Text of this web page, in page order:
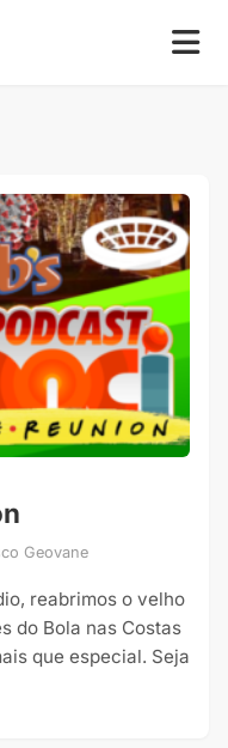
Geovane
reabrimos o velho
do Bola nas Costas
que especial. Seja